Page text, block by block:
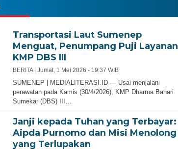
Transportasi Laut Sumenep
Menguat, Penumpang Puji Layanan
KMP DBS III
BERITA | Jumat, 1 Mei 2026 - 19:37 WIB
SUMENEP | MEDIALITERASI.ID — Usai menjalani
perawatan pada Kamis (30/4/2026), KMP Dharma Bahari
Sumekar (DBS) III…
Janji kepada Tuhan yang Terbayar:
Aipda Purnomo dan Misi Menolong
yang Terlupakan